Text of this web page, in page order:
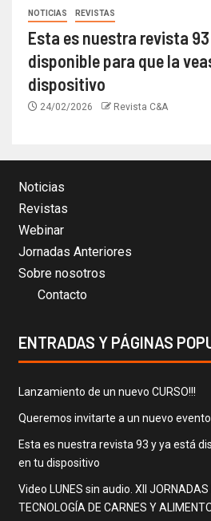
NOTICIAS REVISTAS
Esta es nuestra revista
disponible para que la
dispositivo
24/02/2026 Revista C&A
Noticias
Revistas
Webinar
Jornadas Anteriores
Sobre nosotros
Contacto
ENTRADAS Y PÁGINAS
Lanzamiento de un nuevo CURSO!!!
Queremos invitarte a un nuevo evento
Esta es nuestra revista 93 y ya está
en tu dispositivo
Video LUNES sin audio. XII JORNADAS
TECNOLOGÍA DE CARNES Y